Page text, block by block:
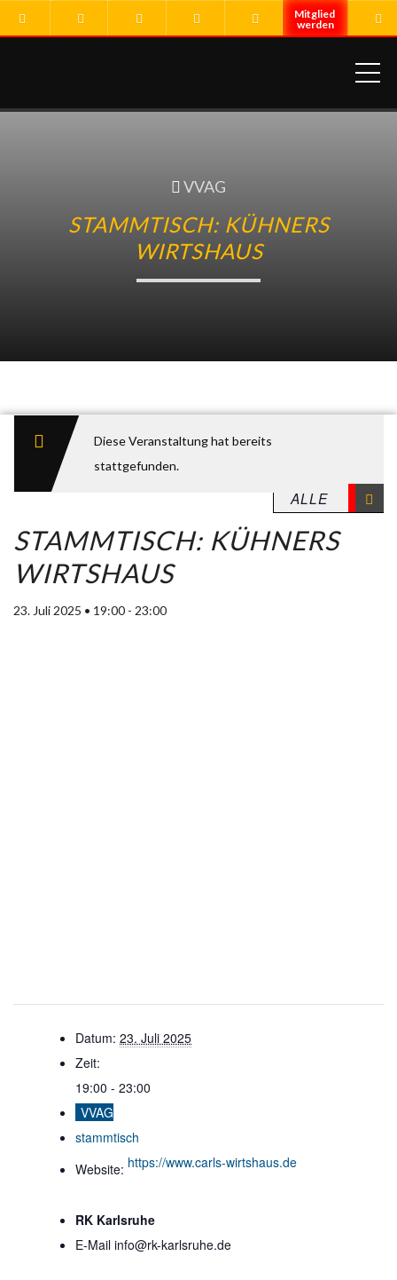
VVAG
STAMMTISCH: KÜHNERS
WIRTSHAUS
Diese Veranstaltung hat bereits
stattgefunden.
STAMMTISCH: KÜHNERS
WIRTSHAUS
23. Juli 2025 • 19:00 - 23:00
Datum: 23. Juli 2025
Zeit:
19:00 - 23:00
VVAG
stammtisch
Website: https://www.carls-wirtshaus.de
RK Karlsruhe
E-Mail info@rk-karlsruhe.de